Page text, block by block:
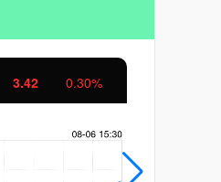
3.42 0.30%